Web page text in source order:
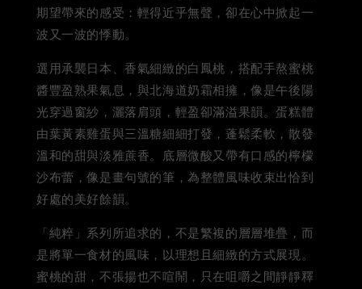
期望帶來的感受：輕得近乎無聲，卻在心中掀起一
波又一波的悸動。
選用承襲日本、香氣細緻的白鳳桃，搭配手熬蜜桃
醬豐盈熟果氣息，與北海道奶霜相擁，像是午後陽
光穿過窗紗，灑落肩頭，輕盈卻滿溢果韻。蛋糕體
由葉黃素雞蛋與三溫糖細細打發，蓬鬆柔軟，散發
溫和的甜與淡雅蔗香。底層微酸又帶有口感的檸檬
沙布蕾，像是畫句號的筆，為整體風味收束出恰到
好處的美好餘韻。
「純粹」系列所追求的，不是繁複的層層堆疊，而
是將單一食材的風味，以理想且細緻的方式展現。
蜜桃的甜，不張揚也不喧鬧，只在咀嚼之間靜靜釋